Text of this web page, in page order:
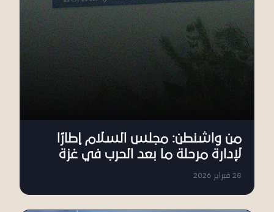
من واشنطن: مجلس السلام إطارًا
لإدارة مرحلة ما بعد الحرب في غزة
28 فبراير 2026